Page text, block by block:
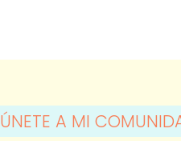
ÚNETE A MI